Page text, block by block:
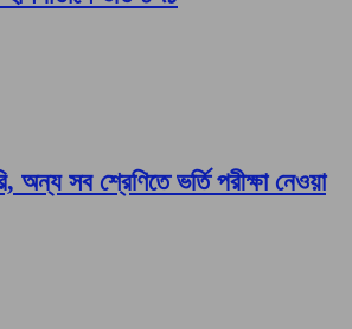
অন্য সব শ্রেণিতে ভর্তি পরীক্ষা নেওয়া